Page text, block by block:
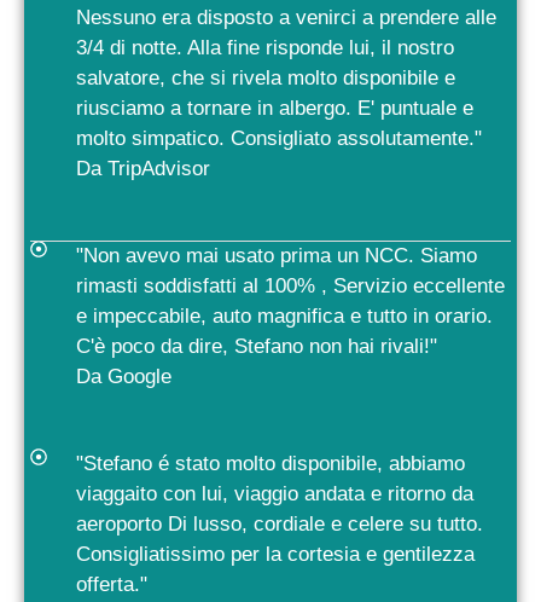
Nessuno era disposto a venirci a prendere alle
3/4 di notte. Alla fine risponde lui, il nostro
salvatore, che si rivela molto disponibile e
riusciamo a tornare in albergo. E' puntuale e
molto simpatico. Consigliato assolutamente."
Da TripAdvisor
"Non avevo mai usato prima un NCC. Siamo
rimasti soddisfatti al 100% , Servizio eccellente
e impeccabile, auto magnifica e tutto in orario.
C'è poco da dire, Stefano non hai rivali!"
Da Google
"Stefano é stato molto disponibile, abbiamo
viaggaito con lui, viaggio andata e ritorno da
aeroporto Di lusso, cordiale e celere su tutto.
Consigliatissimo per la cortesia e gentilezza
offerta."